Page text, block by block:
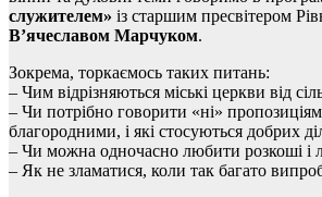
служителем» із старшим пресвітером
В’ячеславом Марчуком.
Зокрема, торкаємось таких питань:
– Чим відрізняються міські церкви від
– Чи потрібно говорити «ні»
благородними, і які стосуються добрих
– Чи можна одночасно любити розкоші і
– Як не зламатися, коли так багато